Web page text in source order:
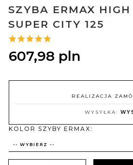
SZYBA ERMAX
SUPER CITY 125
607,98 pln
REALIZACJA
WYSYŁKA:
KOLOR SZYBY ERMAX:
-- WYBIERZ --